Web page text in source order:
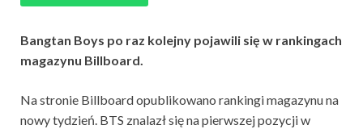
Bangtan Boys po raz kolejny pojawili się w rankingach
magazynu Billboard.
Na stronie Billboard opublikowano rankingi magazynu na
nowy tydzień. BTS znalazł się na pierwszej pozycji w